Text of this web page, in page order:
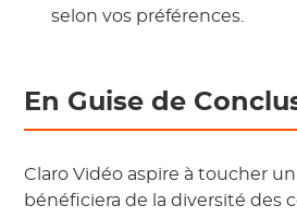
selon vos préférences.
En Guise de
Claro Vidéo aspire à toucher
bénéficiera de la diversité des